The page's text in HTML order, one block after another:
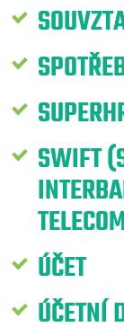
SWIFT
ÚČET
ÚČETNÍ